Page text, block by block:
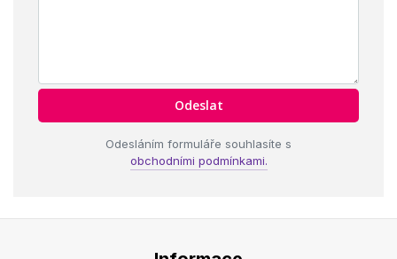
Odesláním formuláře souhlasíte s
obchodními podmínkami.